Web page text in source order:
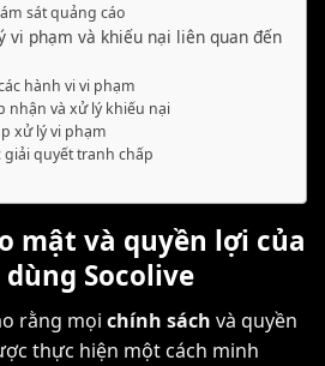
sát quảng cáo
vi phạm và khiếu nại liên quan đến
hành vi vi phạm
nhận và xử lý khiếu nại
xử lý vi phạm
quyết tranh chấp
mật và quyền lợi của
Socolive
rằng mọi chính sách và quyền
thực hiện một cách minh